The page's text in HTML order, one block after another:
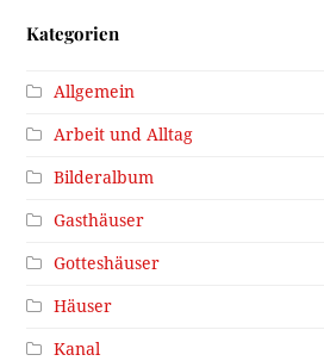
Kategorien
Allgemein
Arbeit und Alltag
Bilderalbum
Gasthäuser
Gotteshäuser
Häuser
Kanal